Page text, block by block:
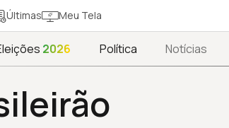
Últimas Meu Tela
2026 Política Notícias